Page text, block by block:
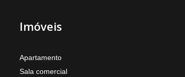
Imóveis
Apartamento
Sala comercial